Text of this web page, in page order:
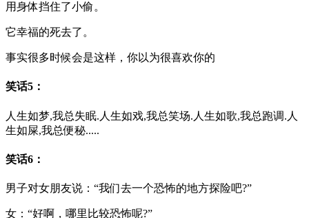
用身体挡住了小偷。
它幸福的死去了。
事实很多时候会是这样，你以为很喜欢你的
笑话5：
人生如梦,我总失眠.人生如戏,我总笑场.人生如歌,我总跑调.人
生如屎,我总便秘.....
笑话6：
男子对女朋友说：“我们去一个恐怖的地方探险吧?”
女：“好啊，哪里比较恐怖呢?”